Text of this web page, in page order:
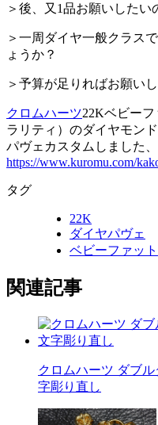
＞後、又1品お願いした
＞一周ダイヤ一般クラス
ょうか？
＞予算が足りればお願い
クロムハーツ22Kベビー
ラリティ）のダイヤモン
パヴェカスタムしました
https://www.kuromu.com/
タグ
22K
ダイヤパヴェ
ベビーファット
関連記事
クロムハーツ ダブ
字彫り直し